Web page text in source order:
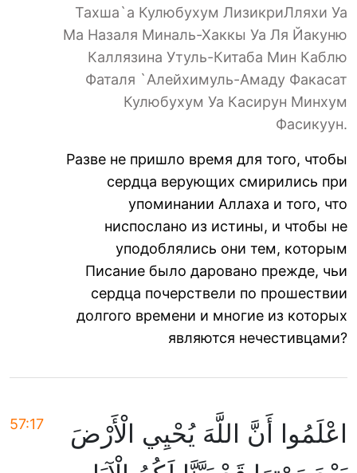
Тахша`а Кулюбухум ЛизикриЛляхи Уа
Ма Назаля Миналь-Хаккы Уа Ля Йакуню
Каллязина Утуль-Китаба Мин Каблю
Фаталя `Алейхимуль-Амаду Факасат
Кулюбухум Уа Касирун Минхум
Фасикуун.
Разве не пришло время для того, чтобы
сердца верующих смирились при
упоминании Аллаха и того, что
ниспослано из истины, и чтобы не
уподоблялись они тем, которым
Писание было даровано прежде, чьи
сердца почерствели по прошествии
долгого времени и многие из которых
являются нечестивцами?
57:17
اعْلَمُوا أَنَّ اللَّهَ يُحْيِي الْأَرْضَ